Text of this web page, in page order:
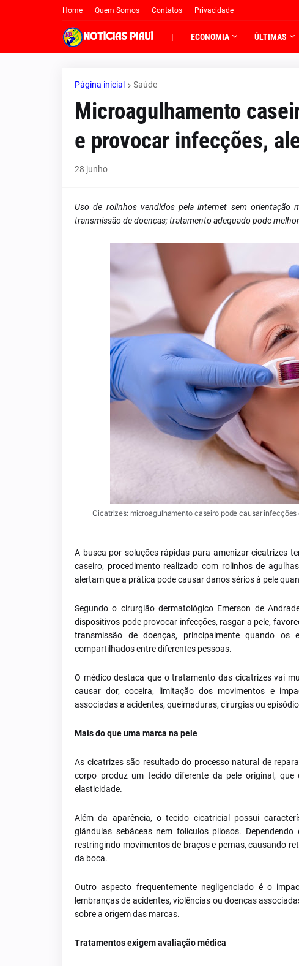
Home Quem Somos Contatos Privacidade
| ECONOMIA ÚLTIMAS
Página inicial Saúde
Microagulhamento
e provocar infecções,
28 junho
Uso de rolinhos vendidos pela internet sem orientação
transmissão de doenças; tratamento adequado pode
Cicatrizes: microagulhamento caseiro pode causar
A busca por soluções rápidas para amenizar cicatrizes
caseiro, procedimento realizado com rolinhos de
alertam que a prática pode causar danos sérios à pele
Segundo o cirurgião dermatológico Emerson de
dispositivos pode provocar infecções, rasgar a pele,
transmissão de doenças, principalmente quando os
compartilhados entre diferentes pessoas.
O médico destaca que o tratamento das cicatrizes vai
causar dor, coceira, limitação dos movimentos e
associadas a acidentes, queimaduras, cirurgias ou
Mais do que uma marca na pele
As cicatrizes são resultado do processo natural de
corpo produz um tecido diferente da pele original,
elasticidade.
Além da aparência, o tecido cicatricial possui
glândulas sebáceas nem folículos pilosos.
restringindo movimentos de braços e pernas, causando
da boca.
Outro aspecto frequentemente negligenciado é o
lembranças de acidentes, violências ou doenças
sobre a origem das marcas.
Tratamentos exigem avaliação médica